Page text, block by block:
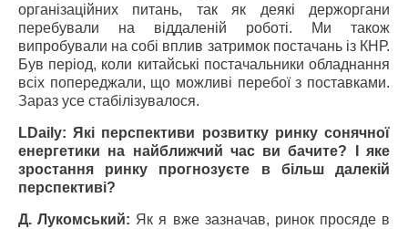
організаційних питань, так як деякі держоргани
перебували на віддаленій роботі. Ми також
випробували на собі вплив затримок постачань із КНР.
Був період, коли китайські постачальники обладнання
всіх попереджали, що можливі перебої з поставками.
Зараз усе стабілізувалося.
LDaily: Які перспективи розвитку ринку сонячної
енергетики на найближчий час ви бачите? І яке
зростання ринку прогнозуєте в більш далекій
перспективі?
Д. Лукомський: Як я вже зазначав, ринок просяде в